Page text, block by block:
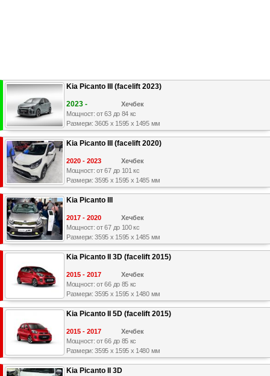
Kia Picanto III (facelift 2023)
2023 -
Хечбек
Мощност: от 63 до 84 кс
Размери: 3605 x 1595 x 1495 мм
Kia Picanto III (facelift 2020)
2020 - 2023
Хечбек
Мощност: от 67 до 101 кс
Размери: 3595 x 1595 x 1485 мм
Kia Picanto III
2017 - 2020
Хечбек
Мощност: от 67 до 100 кс
Размери: 3595 x 1595 x 1485 мм
Kia Picanto II 3D (facelift 2015)
2015 - 2017
Хечбек
Мощност: от 66 до 85 кс
Размери: 3595 x 1595 x 1480 мм
Kia Picanto II 5D (facelift 2015)
2015 - 2017
Хечбек
Мощност: от 66 до 85 кс
Размери: 3595 x 1595 x 1480 мм
Kia Picanto II 3D